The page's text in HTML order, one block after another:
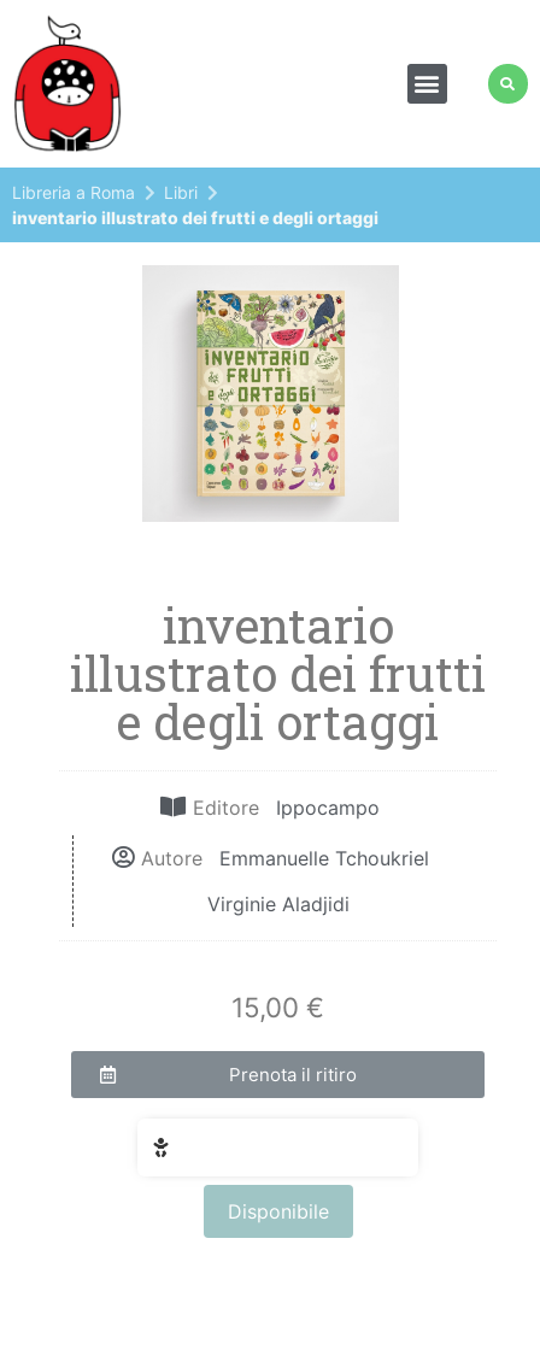
Libreria a Roma
Libri
inventario illustrato dei frutti e degli ortaggi
inventario
illustrato dei frutti
e degli ortaggi
Editore Ippocampo
Autore
Emmanuelle Tchoukriel
Virginie Aladjidi
15,00 €
Prenota il ritiro
Disponibile